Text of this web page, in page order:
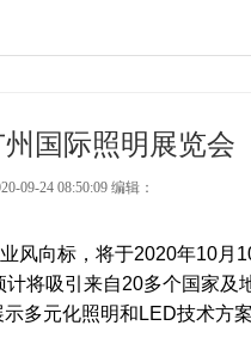
国际照明展览会
09-24 08:50:09 编辑：
向标，将于2020年10月
将吸引来自20多个国家及
多元化照明和LED技术方